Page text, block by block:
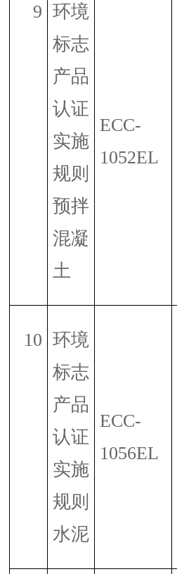
9 环境
标志
产品
认证
实施
规则
预拌
混凝
土
ECC-
1052EL
10 环境
标志
产品
认证
实施
规则
水泥
ECC-
1056EL